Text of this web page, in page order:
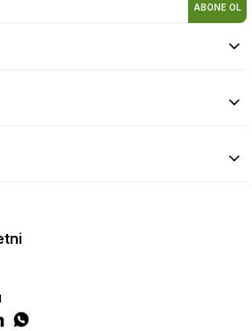
ABONE OL